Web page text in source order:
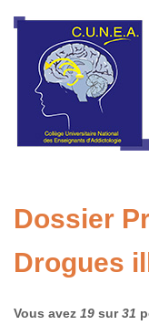
Dossier
Drogues
Vous avez 19 sur31